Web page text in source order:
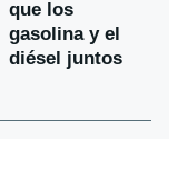
que los
gasolina y el
diésel juntos